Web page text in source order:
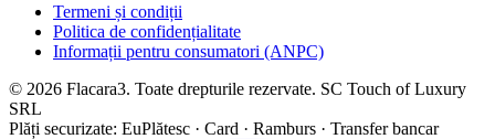
Termeni și condiții
Politica de confidențialitate
Informații pentru consumatori (ANPC)
© 2026 Flacara3. Toate drepturile rezervate. SC Touch of Luxury
SRL
Plăți securizate: EuPlătesc · Card · Ramburs · Transfer bancar